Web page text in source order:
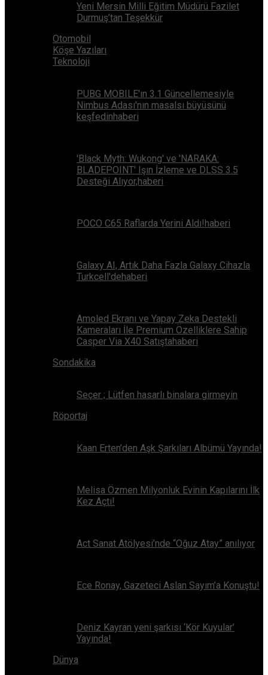
Yeni Mersin Milli Eğitim Müdürü Fazilet
Durmuş’tan Teşekkür
Otomobil
Köşe Yazıları
Teknoloji
PUBG MOBILE'ın 3.1 Güncellemesiyle
Nimbus Adası'nın masalsı büyüsünü
keşfedinhaberi
'Black Myth: Wukong' ve 'NARAKA:
BLADEPOINT' Işın İzleme ve DLSS 3.5
Desteği Alıyor,haberi
POCO C65 Raflarda Yerini Aldı!haberi
Galaxy AI, Artık Daha Fazla Galaxy Cihazla
Turkcell'dehaberi
Amoled Ekranı ve Yapay Zeka Destekli
Kameraları İle Premium Özelliklere Sahip
Casper Via X40 Satıştahaberi
Sondakika
Seçer ; Lütfen hasarlı binalara girmeyin
Röportaj
Kaan Erten’den Aşk Şarkıları Albümü Yayında!
Melisa Özmen Milyonluk Evinin Kapılarını İlk
Kez Açtı!
Act Sanat Atölyesi’nde “Oğuz Atay” anılıyor
Ece Ronay, Gazeteci Aslan Sayım’a Konuştu!
Deniz Kayran yeni şarkısı ‘Kör Kuyular’
Yayında!
Dünya